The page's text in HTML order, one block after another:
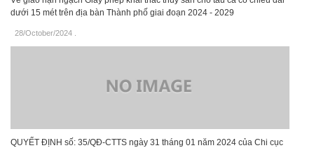
dưới 15 mét trên địa bàn Thành phố giai đoạn 2024 - 2029
28/October/2024
QUYẾT ĐỊNH số: 35/QĐ-CTTS ngày 31 tháng 01 năm 2024 của Chi cục